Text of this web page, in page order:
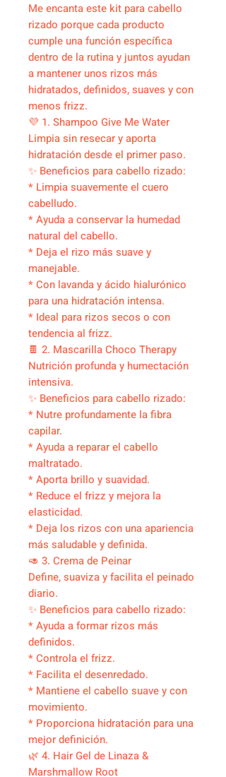
Me encanta este kit para cabello
rizado porque cada producto
cumple una función específica
dentro de la rutina y juntos ayudan
a mantener unos rizos más
hidratados, definidos, suaves y con
menos frizz.
💜 1. Shampoo Give Me Water
Limpia sin resecar y aporta
hidratación desde el primer paso.
✨ Beneficios para cabello rizado:
* Limpia suavemente el cuero
cabelludo.
* Ayuda a conservar la humedad
natural del cabello.
* Deja el rizo más suave y
manejable.
* Con lavanda y ácido hialurónico
para una hidratación intensa.
* Ideal para rizos secos o con
tendencia al frizz.
🍫 2. Mascarilla Choco Therapy
Nutrición profunda y humectación
intensiva.
✨ Beneficios para cabello rizado:
* Nutre profundamente la fibra
capilar.
* Ayuda a reparar el cabello
maltratado.
* Aporta brillo y suavidad.
* Reduce el frizz y mejora la
elasticidad.
* Deja los rizos con una apariencia
más saludable y definida.
🥑 3. Crema de Peinar
Define, suaviza y facilita el peinado
diario.
✨ Beneficios para cabello rizado:
* Ayuda a formar rizos más
definidos.
* Controla el frizz.
* Facilita el desenredado.
* Mantiene el cabello suave y con
movimiento.
* Proporciona hidratación para una
mejor definición.
🌿 4. Hair Gel de Linaza &
Marshmallow Root